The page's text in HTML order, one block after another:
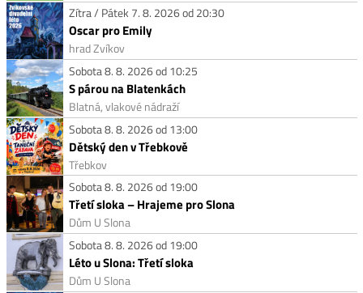
Zítra / Pátek 7. 8. 2026 od 20:30
Oscar pro Emily
hrad Zvíkov
Sobota 8. 8. 2026 od 10:25
S párou na Blatenkách
Blatná, vlakové nádraží
Sobota 8. 8. 2026 od 13:00
Dětský den v Třebkově
Třebkov
Sobota 8. 8. 2026 od 19:00
Třetí sloka – Hrajeme pro Slona
Dům U Slona
Sobota 8. 8. 2026 od 19:00
Léto u Slona: Třetí sloka
Dům U Slona